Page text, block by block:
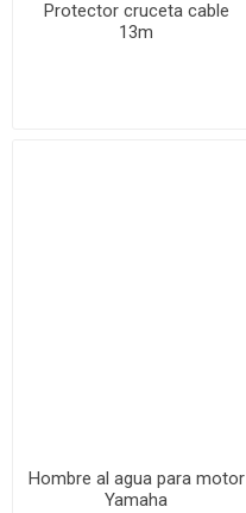
Protector cruceta cable
13m
Hombre al agua para motor
Yamaha